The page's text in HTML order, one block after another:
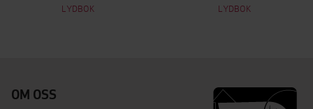
LYDBOK LYDBOK
OM OSS